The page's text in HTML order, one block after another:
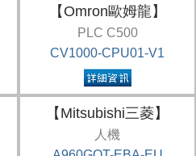
【Omron歐姆龍】
PLC C500
CV1000-CPU01-V1
【Mitsubishi三菱】
人機